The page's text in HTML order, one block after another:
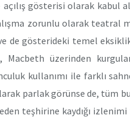
gösterisi olarak kabul
zorunlu olarak
de gösterideki temel
üzerinden
kullanımı ile farklı
parlak görünse de, tüm
teşhirine kaydığı izlenimi